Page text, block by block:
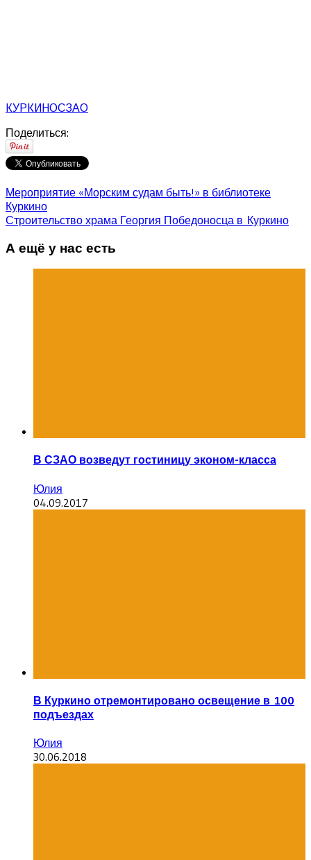
КУРКИНОСЗАО
Поделиться:
Мероприятие «Морским судам быть!» в библиотеке
Куркино
Строительство храма Георгия Победоносца в Куркино
А ещё у нас есть
В СЗАО возведут гостиницу эконом-класса
Юлия
04.09.2017
В Куркино отремонтировано освещение в 100
подъездах
Юлия
30.06.2018